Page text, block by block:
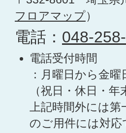
フロアマップ）
電話： 048-
電話受付時間
：月曜日から金
（祝日・休日・年
上記時間外には
のご用件には対応